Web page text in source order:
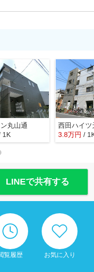
丸山通
1K
西田ハイツ
3.8万円 /
LINEで共有する
覧履歴 お気に入り